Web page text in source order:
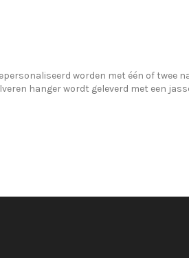
worden met één of twee
hanger wordt geleverd met een